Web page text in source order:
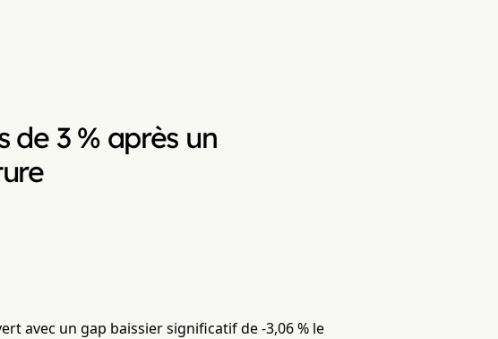
de 3 % après un
avec un gap baissier significatif de -3,06 % le